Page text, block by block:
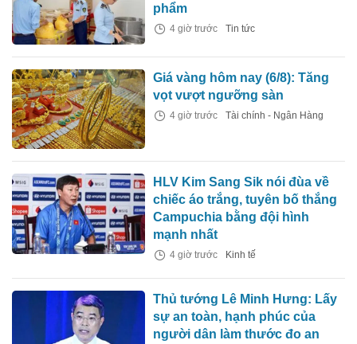
phẩm
4 giờ trước Tin tức
Giá vàng hôm nay (6/8): Tăng
vọt vượt ngưỡng sàn
4 giờ trước Tài chính - Ngân Hàng
HLV Kim Sang Sik nói đùa về
chiếc áo trắng, tuyên bố thắng
Campuchia bằng đội hình
mạnh nhất
4 giờ trước Kinh tế
Thủ tướng Lê Minh Hưng: Lấy
sự an toàn, hạnh phúc của
người dân làm thước đo an